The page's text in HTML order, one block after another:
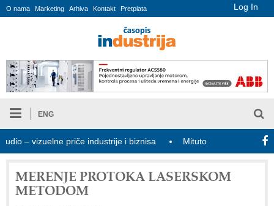
Log In
O nama Marketing Arhiva Kontakt Pretplata
ENG
priče industrije i biznisa Mitutoyo Crysta-Apex V
MERENJE PROTOKA LASERSKOM
METODOM